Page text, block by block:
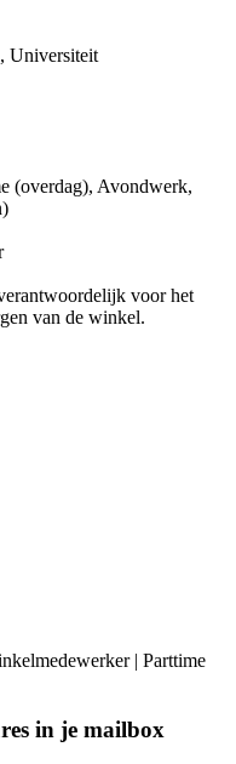
Universiteit
(overdag), Avondwerk,
voor het
van de winkel.
| Parttime
in je mailbox